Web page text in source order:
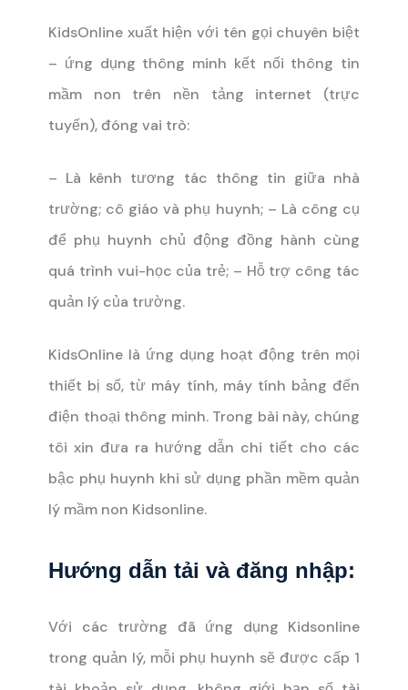
KidsOnline xuất hiện với tên gọi chuyên biệt
– ứng dụng thông minh kết nối thông tin
mầm non trên nền tảng internet (trực
tuyến), đóng vai trò:
– Là kênh tương tác thông tin giữa nhà
trường; cô giáo và phụ huynh;– Là công cụ
để phụ huynh chủ động đồng hành cùng
quá trình vui-học của trẻ; – Hỗ trợ công tác
quản lý của trường.
KidsOnline là ứng dụng hoạt động trên mọi
thiết bị số, từ máy tính, máy tính bảng đến
điện thoại thông minh.Trong bài này, chúng
tôi xin đưa ra hướng dẫn chi tiết cho các
bậc phụ huynh khi sử dụng phần mềm quản
lý mầm non Kidsonline.
Hướng dẫn tải và đăng nhập:
Với các trường đã ứng dụng Kidsonline
trong quản lý, mỗi phụ huynh sẽ được cấp 1